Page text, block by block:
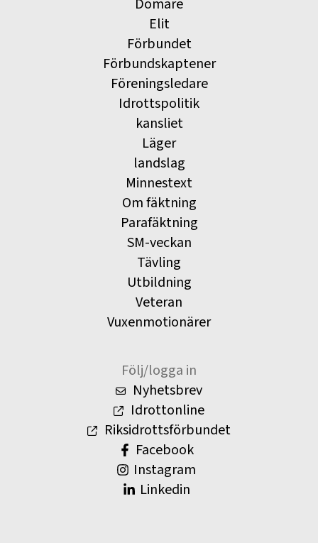
Domare
Elit
Förbundet
Förbundskaptener
Föreningsledare
Idrottspolitik
kansliet
Läger
landslag
Minnestext
Om fäktning
Parafäktning
SM-veckan
Tävling
Utbildning
Veteran
Vuxenmotionärer
Följ/logga in
Nyhetsbrev
Idrottonline
Riksidrottsförbundet
Facebook
Instagram
Linkedin